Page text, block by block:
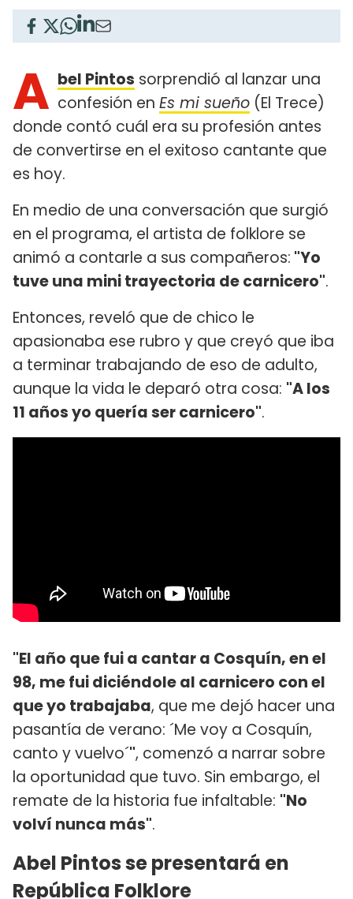
A bel Pintos sorprendió al lanzar una
confesión en Es mi sueño (El Trece)
donde contó cuál era su profesión antes
de convertirse en el exitoso cantante que
es hoy.
En medio de una conversación que surgió
en el programa, el artista de folklore se
animó a contarle a sus compañeros: "Yo
tuve una mini trayectoria de carnicero".
Entonces, reveló que de chico le
apasionaba ese rubro y que creyó que iba
a terminar trabajando de eso de adulto,
aunque la vida le deparó otra cosa: "A los
11 años yo quería ser carnicero".
"El año que fui a cantar a Cosquín, en el
98, me fui diciéndole al carnicero con el
que yo trabajaba, que me dejó hacer una
pasantía de verano: ´Me voy a Cosquín,
canto y vuelvo´", comenzó a narrar sobre
la oportunidad que tuvo. Sin embargo, el
remate de la historia fue infaltable: "No
volví nunca más".
Abel Pintos se presentará en
República Folklore